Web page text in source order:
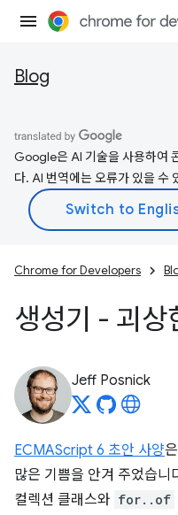
Blog
Google은 AI 기술을 사용하여
다. AI 번역에는 오류가 있을 수
Chrome for Developers
생성기 - 괴상
Jeff Posnick
ECMAScript 6 초안 사양
많은 기쁨을 안겨 주었습니
컬렉션 클래스와 for..of